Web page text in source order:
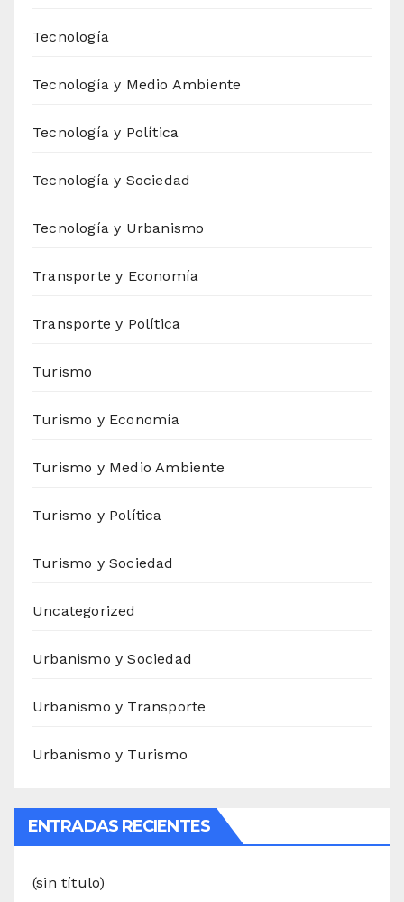
Tecnología
Tecnología y Medio Ambiente
Tecnología y Política
Tecnología y Sociedad
Tecnología y Urbanismo
Transporte y Economía
Transporte y Política
Turismo
Turismo y Economía
Turismo y Medio Ambiente
Turismo y Política
Turismo y Sociedad
Uncategorized
Urbanismo y Sociedad
Urbanismo y Transporte
Urbanismo y Turismo
ENTRADAS RECIENTES
(sin título)